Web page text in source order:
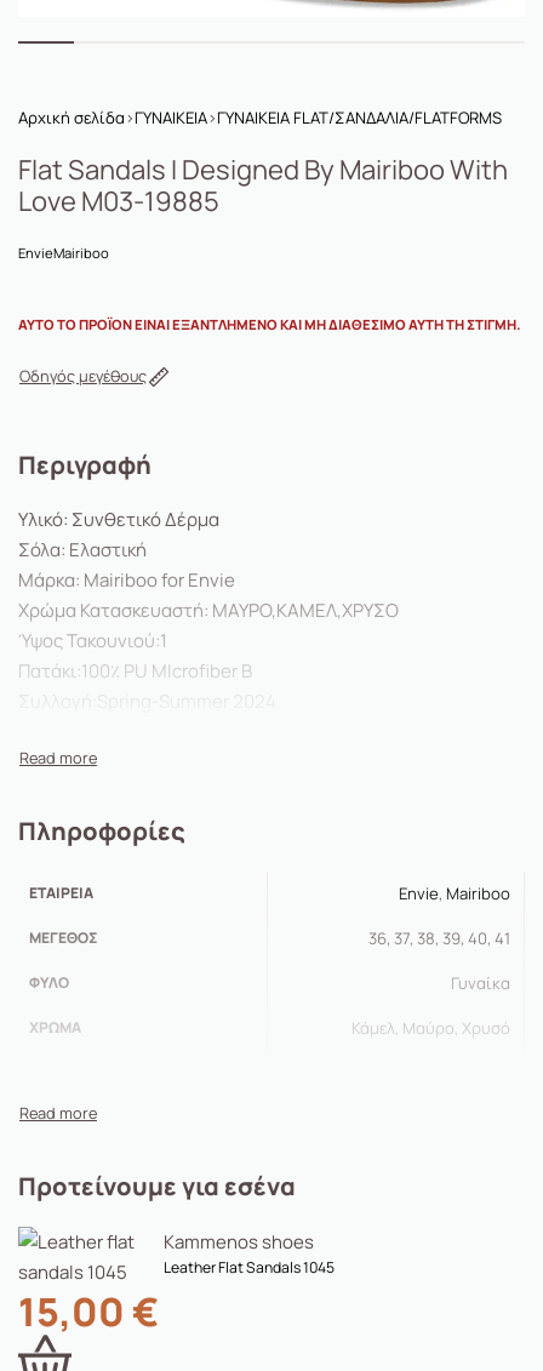
Αρχική σελίδα›ΓΥΝΑΙΚΕΙΑ›ΓΥΝΑΙΚΕΙΑ FLAT/ΣΑΝΔΑΛΙΑ/FLATFORMS
Flat Sandals I Designed By Mairiboo With
Love M03-19885
EnvieMairiboo
ΑΥΤΌ ΤΟ ΠΡΟΪΌΝ ΕΊΝΑΙ ΕΞΑΝΤΛΗΜΈΝΟ ΚΑΙ ΜΗ ΔΙΑΘΈΣΙΜΟ ΑΥΤΉ ΤΗ ΣΤΙΓΜΉ.
Οδηγός μεγέθους
Περιγραφή
Υλικό: Συνθετικό Δέρμα
Σόλα: Ελαστική
Μάρκα: Mairiboo for Envie
Χρώμα Κατασκευαστή: ΜΑΥΡΟ,KAMEΛ,ΧΡΥΣΟ
Ύψος Τακουνιού:1
Πατάκι:100٪ PU MIcrofiber Β
Πληροφορίες
ΕΤΑΙΡΕΊΑ Envie, Mairiboo
ΜΈΓΕΘΟΣ 36, 37, 38, 39, 40, 41
ΦΎΛΟ Γυναίκα
ΧΡΏΜΑ Κάμελ, Μαύρο, Χρυσό
Προτείνουμε για εσένα
Kammenos shoes
Leather Flat Sandals 1045
15,00 €